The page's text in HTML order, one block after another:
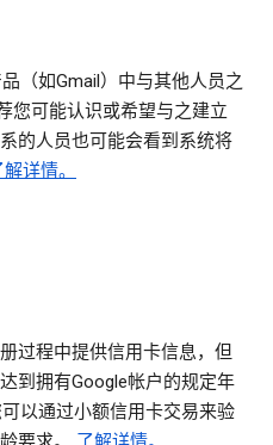
（如Gmail）中与其他人员之
您可能认识或希望与之建立
的人员也可能会看到系统将
解详情。
过程中提供信用卡信息，但
到拥有Google帐户的规定年
以通过小额信用卡交易来验